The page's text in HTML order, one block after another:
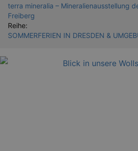
terra mineralia – Mineralienausstellung
Freiberg
Reihe:
SOMMERFERIEN IN DRESDEN &